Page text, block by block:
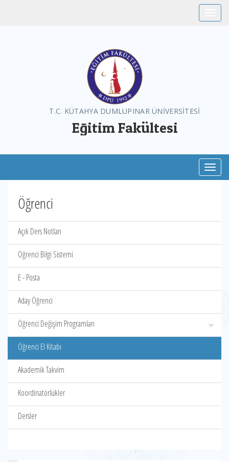
T.C. KÜTAHYA DUMLUPINAR ÜNİVERSİTESİ
Eğitim Fakültesi
Öğrenci
Açık Ders Notları
Öğrenci Bilgi Sistemi
E - Posta
Aday Öğrenci
Öğrenci Değişim Programları
Öğrenci El Kitabı
Akademik Takvim
Koordinatörlükler
Dersler